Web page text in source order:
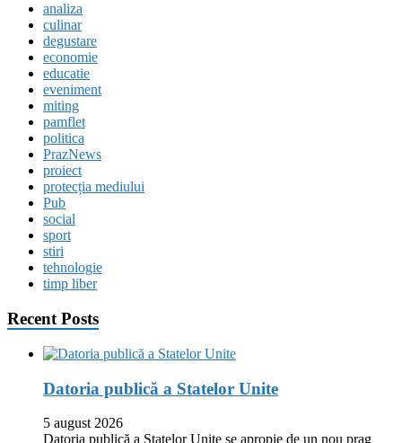
analiza
culinar
degustare
economie
educatie
eveniment
miting
pamflet
politica
PrazNews
proiect
protecția mediului
Pub
social
sport
stiri
tehnologie
timp liber
Recent Posts
Datoria publică a Statelor Unite
5 august 2026
Datoria publică a Statelor Unite se apropie de un nou prag